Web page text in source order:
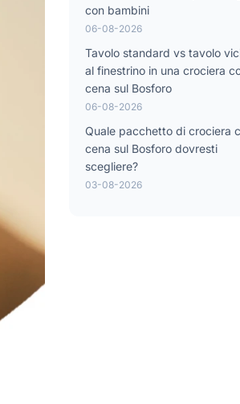
con bambini
06-08-2026
Tavolo standard vs tavolo
al finestrino in una crociera
cena sul Bosforo
06-08-2026
Quale pacchetto di crociera
cena sul Bosforo dovresti
scegliere?
03-08-2026